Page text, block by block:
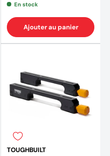
En stock
Ajouter au panier
TOUGHBUILT